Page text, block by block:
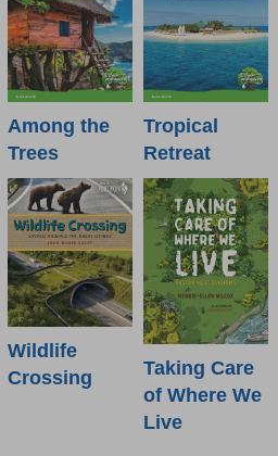
Among the
Trees
Tropical
Retreat
Wildlife
Crossing
Taking Care
of Where We
Live